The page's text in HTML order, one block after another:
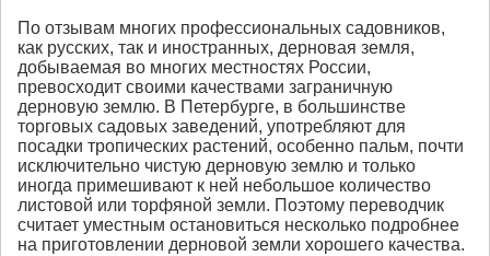
По отзывам многих профессиональных садовников,
как русских, так и иностранных, дерновая земля,
добываемая во многих местностях России,
превосходит своими качествами заграничную
дерновую землю. В Петербурге, в большинстве
торговых садовых заведений, употребляют для
посадки тропических растений, особенно пальм, почти
исключительно чистую дерновую землю и только
иногда примешивают к ней небольшое количество
листовой или торфяной земли. Поэтому переводчик
считает уместным остановиться несколько подробнее
на приготовлении дерновой земли хорошего качества.